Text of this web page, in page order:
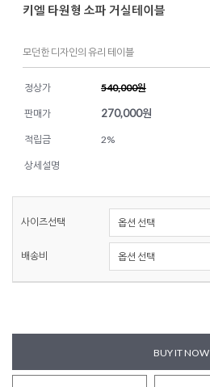
키엘 타원형 소파 거실테이블
모던한 디자인의 유리 테이블
정상가 540,000원
판매가 270,000원
적립금 2%
상세설명
사이즈선택
배송비
BUY IT NOW